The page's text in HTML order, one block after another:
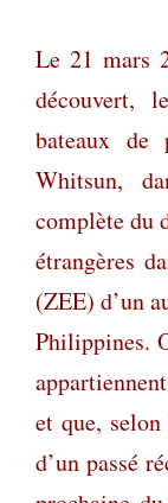
Le 21 mars
découvert,
bateaux de
Whitsun,
complète du
étrangères
(ZEE) d’un
Philippines.
et que,
d’un passé